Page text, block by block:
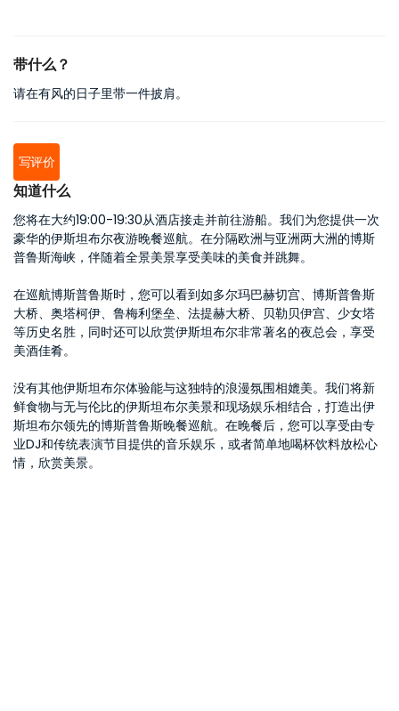
带什么？
请在有风的日子里带一件披肩。
写评价
知道什么
您将在大约19:00-19:30从酒店接走并前往游船。我们为您提供一次
豪华的伊斯坦布尔夜游晚餐巡航。在分隔欧洲与亚洲两大洲的博斯
普鲁斯海峡，伴随着全景美景享受美味的美食并跳舞。
在巡航博斯普鲁斯时，您可以看到如多尔玛巴赫切宫、博斯普鲁斯
大桥、奥塔柯伊、鲁梅利堡垒、法提赫大桥、贝勒贝伊宫、少女塔
等历史名胜，同时还可以欣赏伊斯坦布尔非常著名的夜总会，享受
美酒佳肴。
没有其他伊斯坦布尔体验能与这独特的浪漫氛围相媲美。我们将新
鲜食物与无与伦比的伊斯坦布尔美景和现场娱乐相结合，打造出伊
斯坦布尔领先的博斯普鲁斯晚餐巡航。在晚餐后，您可以享受由专
业DJ和传统表演节目提供的音乐娱乐，或者简单地喝杯饮料放松心
情，欣赏美景。